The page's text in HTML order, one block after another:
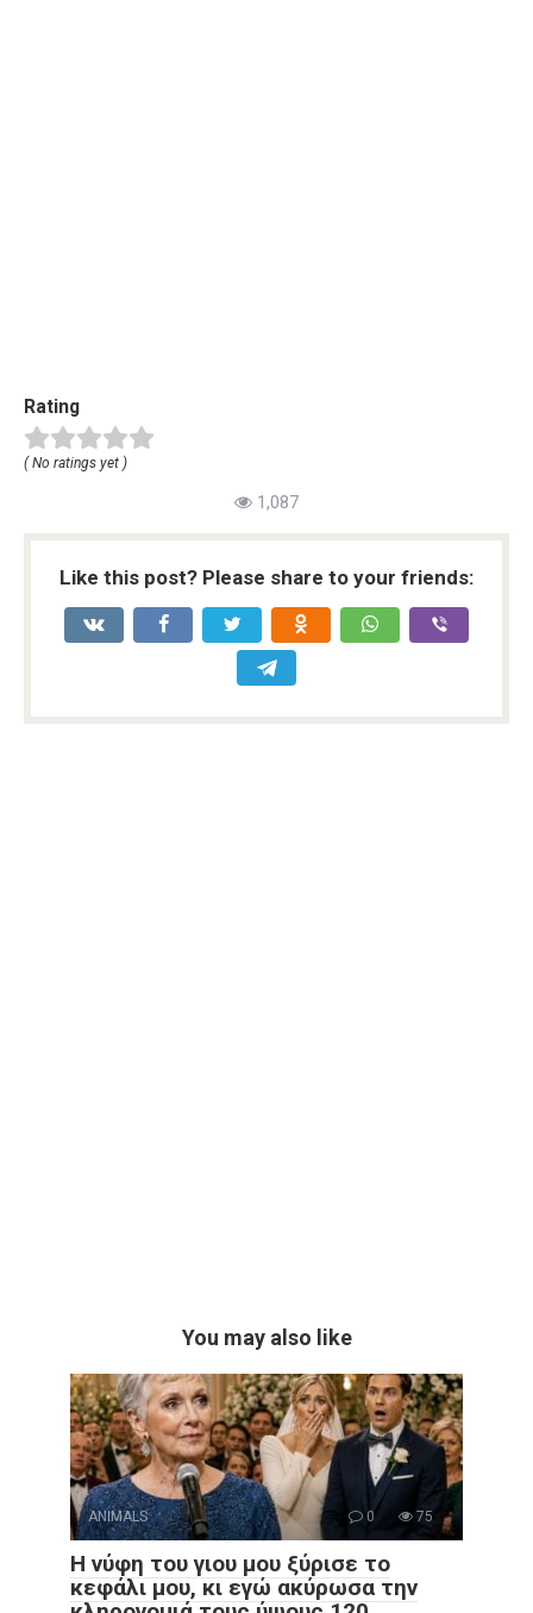
Rating
( No ratings yet )
1,087
Like this post? Please share to your friends:
You may also like
ANIMALS 0 75
Η νύφη του γιου μου ξύρισε το
κεφάλι μου, κι εγώ ακύρωσα την